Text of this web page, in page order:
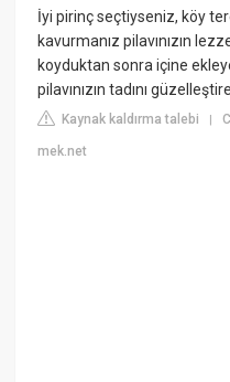
İyi pirinç seçtiyseniz, köy
kavurmanız pilavınızın
koyduktan sonra içine
pilavınızın tadını
Kaynak kaldırma talebi |
mek.net